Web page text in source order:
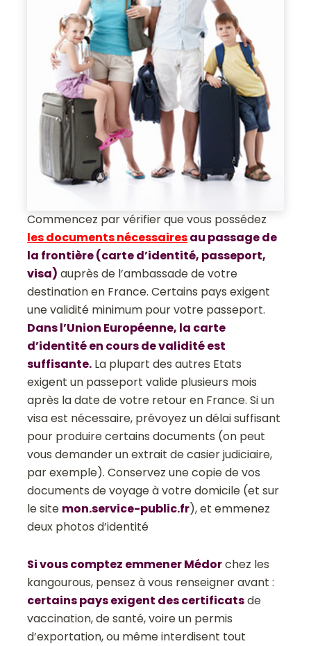
Commencez par vérifier que vous possédez
les documents nécessairesau passage de
la frontière (carte d’identité, passeport,
visa) auprès de l’ambassade de votre
destination en France. Certains pays exigent
une validité minimum pour votre passeport.
Dans l’Union Européenne, la carte
d’identité en cours de validité est
suffisante. La plupart des autres Etats
exigent un passeport valide plusieurs mois
après la date de votre retour en France. Si un
visa est nécessaire, prévoyez un délai suffisant
pour produire certains documents (on peut
vous demander un extrait de casier judiciaire,
par exemple). Conservez une copie de vos
documents de voyage à votre domicile (et sur
le site mon.service-public.fr), et emmenez
deux photos d’identité
Si vous comptez emmener Médorchez les
kangourous, pensez à vous renseigner avant :
certains pays exigent des certificatsde
vaccination, de santé, voire un permis
d’exportation, ou même interdisent tout